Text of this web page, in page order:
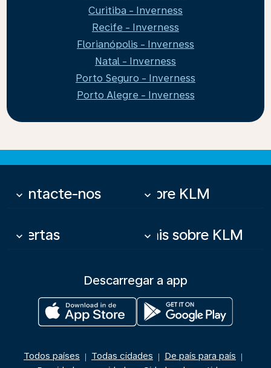
Curitiba - Inverness
Recife - Inverness
Florianópolis - Inverness
Natal - Inverness
Porto Seguro - Inverness
Porto Alegre - Inverness
Contacte-nos
keyboard_arrow_down Sobre KLM
keyboard_arrow_down
Ofertas
keyboard_arrow_down Mais sobre KLM
keyboard_arrow_down
Descarregar a app
Todos países | Todas cidades | De país para país |